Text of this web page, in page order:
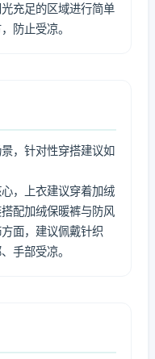
充足的区域进行简单
防止受凉。
，针对性穿搭建议如
，上衣建议穿着加绒
配加绒保暖裤与防风
面，建议佩戴针织
手部受凉。